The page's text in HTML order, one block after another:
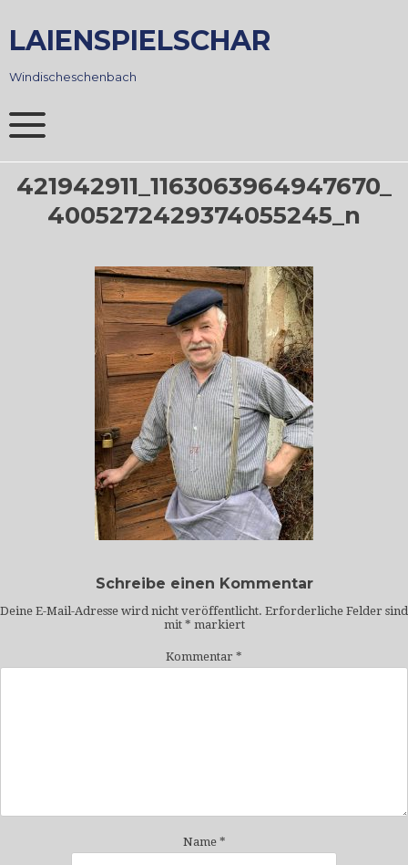
to
content
LAIENSPIELSCHAR
Windischeschenbach
421942911_1163063964947670_
4005272429374055245_n
Schreibe einen Kommentar
Deine E-Mail-Adresse wird nicht veröffentlicht. Erforderliche Felder sind
mit * markiert
Kommentar *
Name *